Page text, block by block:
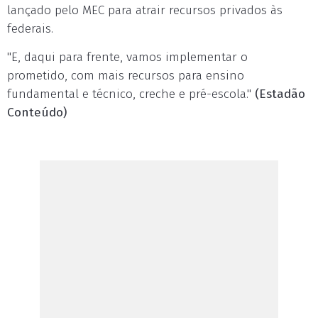
lançado pelo MEC para atrair recursos privados às
federais.
"E, daqui para frente, vamos implementar o
prometido, com mais recursos para ensino
fundamental e técnico, creche e pré-escola." (Estadão
Conteúdo)